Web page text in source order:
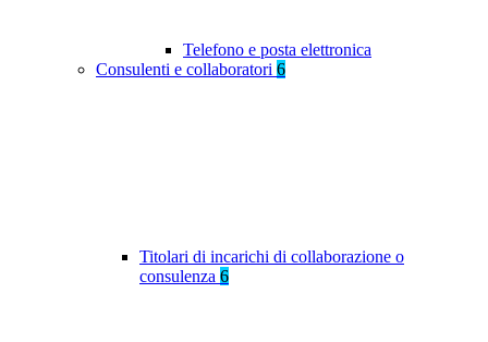
Telefono e posta elettronica
Consulenti e collaboratori 6
Titolari di incarichi di collaborazione o
consulenza 6